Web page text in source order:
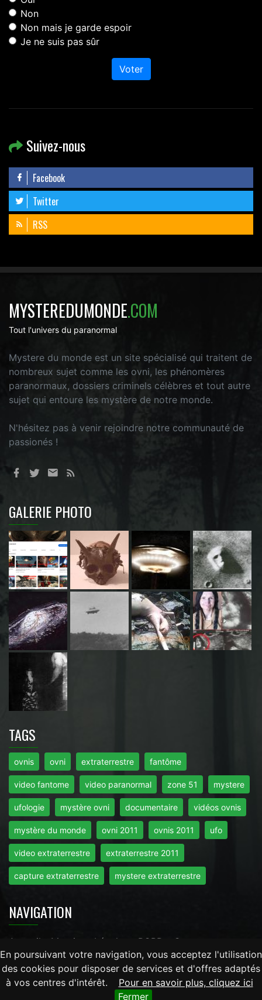
En poursuivant votre navigation, vous acceptez l'utilisation
des cookies pour disposer de services et d'offres adaptés
à vos centres d'intérêt.
Pour en savoir plus, cliquez ici
Fermer
Non
Non mais je garde espoir
Je ne suis pas sûr
Voter
Suivez-nous
Facebook
Twitter
RSS
MYSTEREDUMONDE.COM
Tout l'univers du paranormal
Mystere du monde est un site spécialisé qui traitent de
nombreux sujet comme les ovni, les phénomères
paranormaux, dossiers criminels célèbres et tout autre
sujet qui entoure les mystère de notre monde.
N'hésitez pas à venir rejoindre notre communauté de
passionés !
GALERIE PHOTO
TAGS
ovnis ovni extraterrestre fantôme
video fantome video paranormal zone 51 mystere
ufologie mystère ovni documentaire vidéos ovnis
mystère du monde ovni 2011 ovnis 2011 ufo
video extraterrestre extraterrestre 2011
capture extraterrestre mystere extraterrestre
NAVIGATION
Accueil Mentions Légales RGPD Contact
Tout droits réservés © 2026 - Mysteredumonde.com -